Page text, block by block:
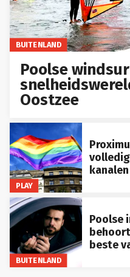
BUITENLAND
Poolse
Oostzee
PLAY
kanalen
BUITENLAND
Poolse
beste